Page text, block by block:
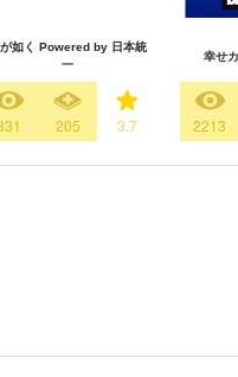
如く Powered by 日本統
一
205 3.7
幸せ
2213